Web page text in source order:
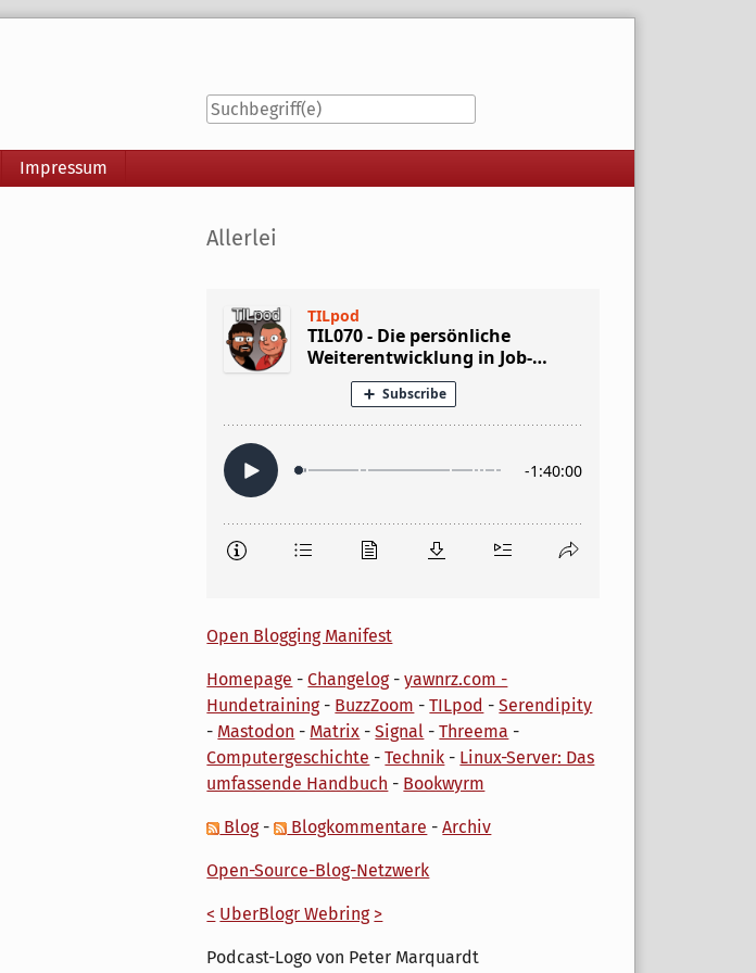
Impressum
Seitenleiste
Allerlei
Open Blogging Manifest
Homepage -Changelog-yawnrz.com -
Hundetraining- BuzzZoom -TILpod -Serendipity
- Mastodon - Matrix -Signal -Threema -
Computergeschichte -Technik - Linux-Server: Das
umfassende Handbuch - Bookwyrm
Blog- Blogkommentare -Archiv
Open-Source-Blog-Netzwerk
< UberBlogr Webring >
Podcast-Logo von Peter Marquardt